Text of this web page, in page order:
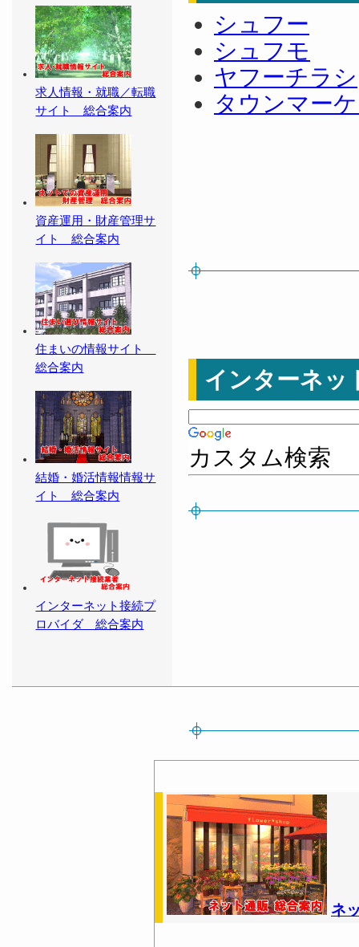
シュフー
シュフモ
ヤフーチラシ
タウンマー
インターネッ
カスタム検索
求人情報・就職／転職
サイト 総合案内
資産運用・財産管理サ
イト 総合案内
住まいの情報サイト
総合案内
結婚・婚活情報情報サ
イト 総合案内
インターネット接続プ
ロバイダ 総合案内
ネ